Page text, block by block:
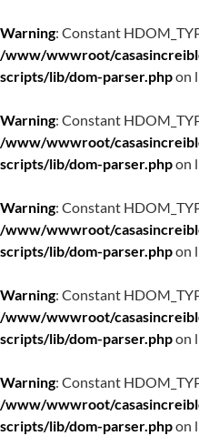
Warning: Constant
/www/wwwroot/
scripts/lib/dom-parser.phpon
Warning: Constant
/www/wwwroot/
scripts/lib/dom-parser.phpon
Warning: Constant
/www/wwwroot/
scripts/lib/dom-parser.phpon
Warning: Constant
/www/wwwroot/
scripts/lib/dom-parser.phpon
Warning: Constant
/www/wwwroot/
scripts/lib/dom-parser.phpon